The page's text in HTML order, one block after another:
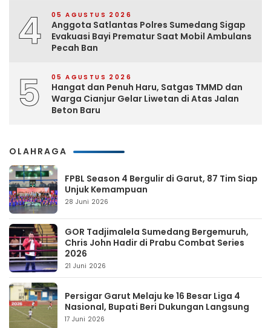
4 05 AGUSTUS 2026
Anggota Satlantas Polres Sumedang Sigap
Evakuasi Bayi Prematur Saat Mobil Ambulans
Pecah Ban
5 05 AGUSTUS 2026
Hangat dan Penuh Haru, Satgas TMMD dan
Warga Cianjur Gelar Liwetan di Atas Jalan
Beton Baru
OLAHRAGA
FPBL Season 4 Bergulir di Garut, 87 Tim Siap
Unjuk Kemampuan
28 Juni 2026
GOR Tadjimalela Sumedang Bergemuruh,
Chris John Hadir di Prabu Combat Series
2026
21 Juni 2026
Persigar Garut Melaju ke 16 Besar Liga 4
Nasional, Bupati Beri Dukungan Langsung
17 Juni 2026